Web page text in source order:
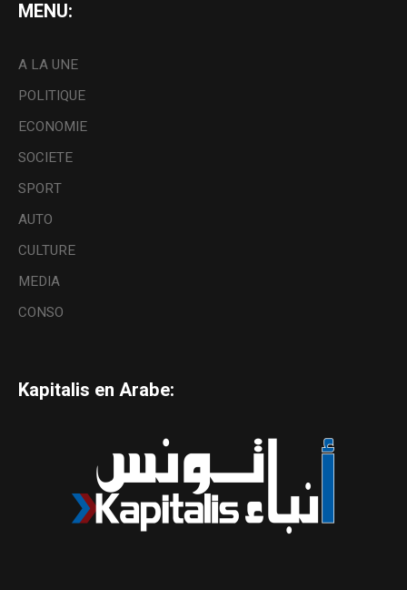
MENU:
A LA UNE
POLITIQUE
ECONOMIE
SOCIETE
SPORT
AUTO
CULTURE
MEDIA
CONSO
Kapitalis en Arabe: